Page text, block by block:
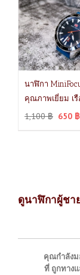
นาฬิกา
คุณภาพเยี่ยม เรื
1,100฿ 650 ฿
ดูนาฬิกาผู้ชา
คุณกำลังม
ที่ ถูกทาง